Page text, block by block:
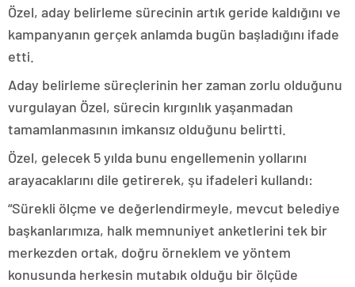
Özel, aday belirleme sürecinin artık geride kaldığını ve
kampanyanın gerçek anlamda bugün başladığını ifade
etti.
Aday belirleme süreçlerinin her zaman zorlu olduğunu
vurgulayan Özel, sürecin kırgınlık yaşanmadan
tamamlanmasının imkansız olduğunu belirtti.
Özel, gelecek 5 yılda bunu engellemenin yollarını
arayacaklarını dile getirerek, şu ifadeleri kullandı:
“Sürekli ölçme ve değerlendirmeyle, mevcut belediye
başkanlarımıza, halk memnuniyet anketlerini tek bir
merkezden ortak, doğru örneklem ve yöntem
konusunda herkesin mutabık olduğu bir ölçüde